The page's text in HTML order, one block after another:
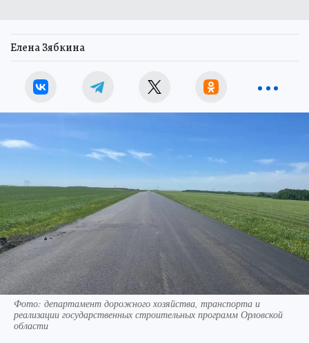
Елена Зябкина
Фото: департамент дорожного хозяйства, транспорта и
реализации государственных строительных программ Орловской
области